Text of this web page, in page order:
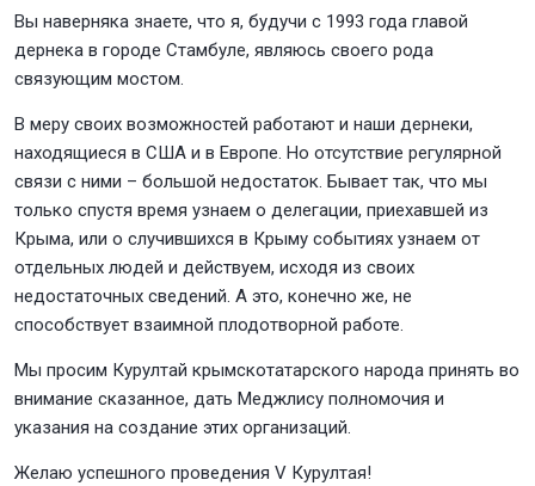
Вы наверняка знаете, что я, будучи с 1993 года главой
дернека в городе Стамбуле, являюсь своего рода
связующим мостом.
В меру своих возможностей работают и наши дернеки,
находящиеся в США и в Европе. Но отсутствие регулярной
связи с ними – большой недостаток. Бывает так, что мы
только спустя время узнаем о делегации, приехавшей из
Крыма, или о случившихся в Крыму событиях узнаем от
отдельных людей и действуем, исходя из своих
недостаточных сведений. А это, конечно же, не
способствует взаимной плодотворной работе.
Мы просим Курултай крымскотатарского народа принять во
внимание сказанное, дать Меджлису полномочия и
указания на создание этих организаций.
Желаю успешного проведения V Курултая!